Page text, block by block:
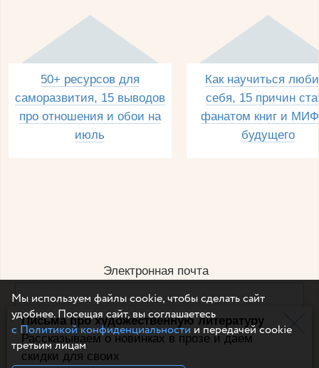
Письма про художественную литературу
Рассказываем о новинках в прозе и даем
скидки для своих
50+ ресурсов для
саморазвития, 15 выводов
про отношения и обои на
июль
Как научиться
себя, 15 причин
фанатом книг и
будущего
Электронная почта
Например, dulsineya@gmail.com
Без спама и смс
Мы используем файлы cookie, чтобы сделать сайт
удобнее. Посещая сайт, вы соглашаетесь
с Политикой конфиденциальностии передачей cookie
третьим лицам